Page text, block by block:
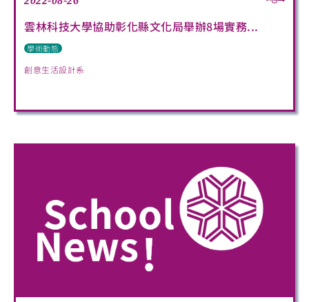
雲林科技大學協助彰化縣文化局舉辦8場實務...
學術動態
創意生活設計系